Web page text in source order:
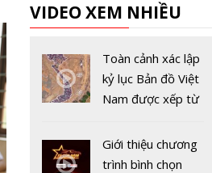
Công nghệ hoàn
thiện với 5 nhân
sự mới
trước 'giờ G' khai
mở kỳ thi tốt
nghiệp THPT
VIDEO XEM NHIỀU
Toàn cảnh xác lập
kỷ lục Bản đồ Việt
Nam được xếp từ
năm 2022
Giới thiệu chương
trình bình chọn